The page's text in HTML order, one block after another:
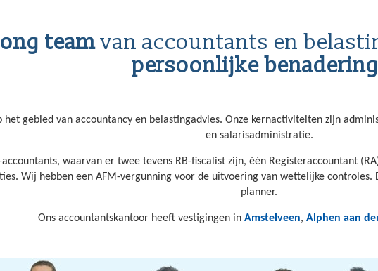
teamvan accountants en
persoonlijke benadering
het gebied van accountancy en belastingadvies. Onze kernactiviteiten zijn
en salarisadministratie.
waarvan er twee tevens RB-fiscalist zijn, één Registeraccountant
Wij hebben een AFM-vergunning voor de uitvoering van wettelijke
planner.
Ons accountantskantoor heeft vestigingen in Amstelveen, Alphen aan